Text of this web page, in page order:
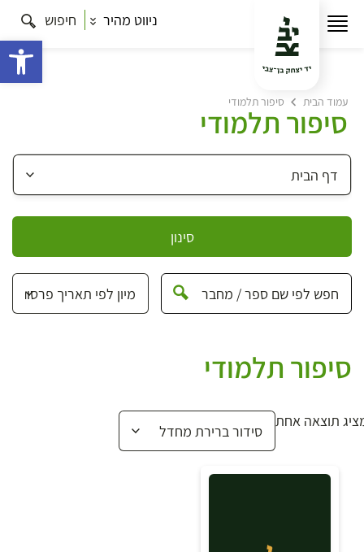
ניווט מהיר חיפוש
עמוד הבית סיפור תלמודי
סיפור תלמודי
סינון
סיפור תלמודי
תוצאה אחת